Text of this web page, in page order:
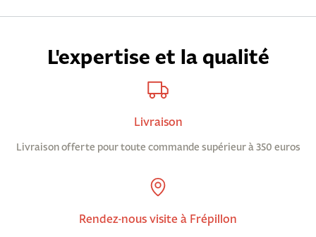
L'expertise et la qualité
Livraison
Livraison offerte pour toute commande supérieur à 350 euros
Rendez-nous visite à Frépillon